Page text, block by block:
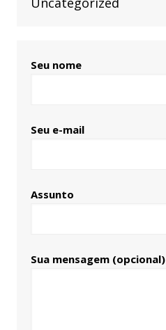
Seu nome
Seu e-mail
Assunto
Sua mensagem (opcional)